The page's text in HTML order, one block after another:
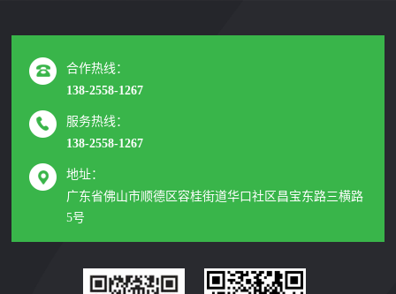
合作热线：
138-2558-1267
服务热线：
138-2558-1267
地址：
广东省佛山市顺德区容桂街道华口社区昌宝东路三横路
5号